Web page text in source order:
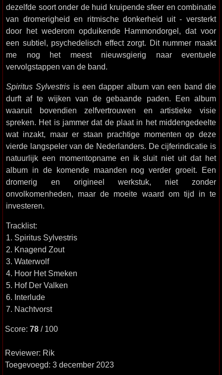
dezelfde soort onder de huid kruipende sfeer en combinatie
van dromerigheid en ritmische donkerheid uit - versterkt
door het wederom opduikende Hammondorgel, dat voor
een subtiel, psychedelisch effect zorgt. Dit nummer maakt
me nog het meest nieuwsgierig naar eventuele
vervolgstappen van de band.
Spiritus Sylvestris is een dapper album van een band die
durft af te wijken van de gebaande paden. Een album
waaruit bovendien zelfvertrouwen en artistieke visie
spreken. Het is jammer dat de plaat in het middengedeelte
wat inzakt, maar er staan prachtige momenten op deze
vierde langspeler van de Nederlanders. De cijferindicatie is
natuurlijk een momentopname en ik sluit niet uit dat het
album in de komende maanden nog verder groeit. Een
dromerig en origineel werkstuk, niet zonder
onvolkomenheden, maar de moeite waard om tijd in te
investeren.
Tracklist:
1. Spiritus Sylvestris
2. Knagend Zout
3. Waterwolf
4. Hoor Het Smeken
5. Hof Der Valken
6. Interlude
7. Nachtvorst
Score: 78 / 100
Reviewer: Rik
Toegevoegd: 3 december 2023